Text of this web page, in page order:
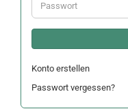
Passwort
Konto erstellen
Passwort vergessen?